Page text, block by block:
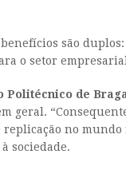
são
o setor
Politécnico de
geral.
no
sociedade.